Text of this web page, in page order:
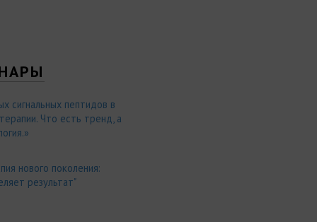
сигнальных пептидов в
Что есть тренд, а
нового поколения:
результат"